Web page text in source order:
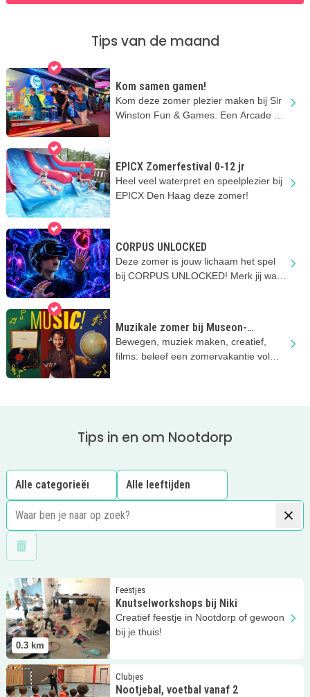
Tips van de maand
Kom samen gamen!
Kom deze zomer plezier maken bij Sir
Winston Fun & Games. Een Arcade hal
EPICX Zomerfestival 0-12 jr
Heel veel waterpret en speelplezier bij
EPICX Den Haag deze zomer!
CORPUS UNLOCKED
Deze zomer is jouw lichaam het spel
bij CORPUS UNLOCKED! Merk jij wat
Muzikale zomer bij Museon-
Omniversum
Bewegen, muziek maken, creatief,
films: beleef een zomervakantie vol
Tips in en om Nootdorp
Wis filters
0.3 km
Feestjes
Knutselworkshops bij Niki
Creatief feestje in Nootdorp of gewoon
bij je thuis!
Lees meer Knutselworkshops bij Niki
Clubjes
Nootjebal, voetbal vanaf 2
Lees meer Nootjebal, voetbal vanaf 2